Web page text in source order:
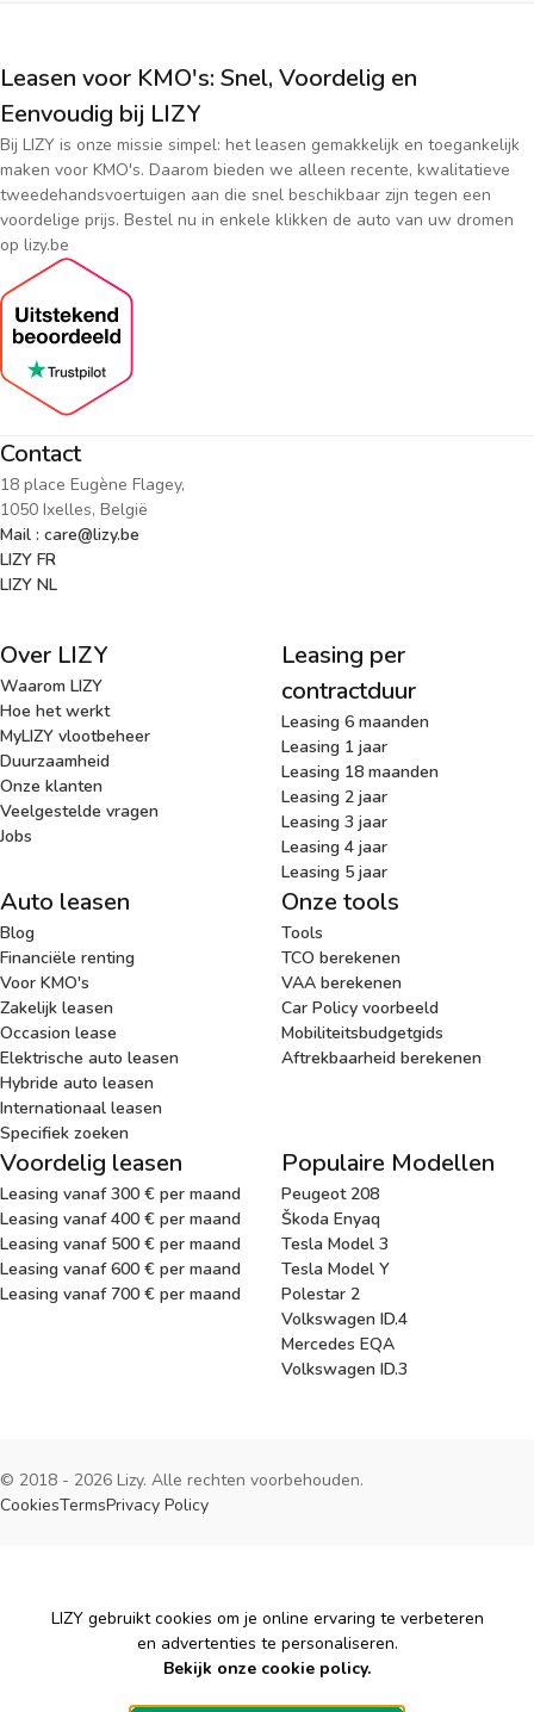
Leasen voor KMO's: Snel, Voordelig en
Eenvoudig bij LIZY
Bij LIZY is onze missie simpel: het leasen gemakkelijk en toegankelijk
maken voor KMO's. Daarom bieden we alleen recente, kwalitatieve
tweedehandsvoertuigen aan die snel beschikbaar zijn tegen een
voordelige prijs. Bestel nu in enkele klikken de auto van uw dromen
op lizy.be
Contact
18 place Eugène Flagey,
1050 Ixelles, België
Mail : care@lizy.be
LIZY FR
LIZY NL
Over LIZY
Waarom LIZY
Hoe het werkt
MyLIZY vlootbeheer
Duurzaamheid
Onze klanten
Veelgestelde vragen
Jobs
Leasing per
contractduur
Leasing 6 maanden
Leasing 1 jaar
Leasing 18 maanden
Leasing 2 jaar
Leasing 3 jaar
Leasing 4 jaar
Leasing 5 jaar
Auto leasen
Blog
Financiële renting
Voor KMO's
Zakelijk leasen
Occasion lease
Elektrische auto leasen
Hybride auto leasen
Internationaal leasen
Specifiek zoeken
Onze tools
Tools
TCO berekenen
VAA berekenen
Car Policy voorbeeld
Mobiliteitsbudgetgids
Aftrekbaarheid berekenen
Voordelig leasen
Leasing vanaf 300 € per maand
Leasing vanaf 400 € per maand
Leasing vanaf 500 € per maand
Leasing vanaf 600 € per maand
Leasing vanaf 700 € per maand
Populaire Modellen
Peugeot 208
Škoda Enyaq
Tesla Model 3
Tesla Model Y
Polestar 2
Volkswagen ID.4
Mercedes EQA
Volkswagen ID.3
© 2018 - 2026 Lizy. Alle rechten voorbehouden.
CookiesTermsPrivacy Policy
Cookies
LIZY gebruikt cookies om je online ervaring te verbeteren
en advertenties te personaliseren.
Bekijk onze cookie policy.